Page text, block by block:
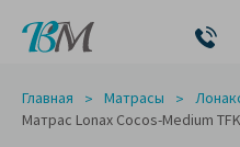
Главная Матрасы
Матрас Lonax Cocos-Medium